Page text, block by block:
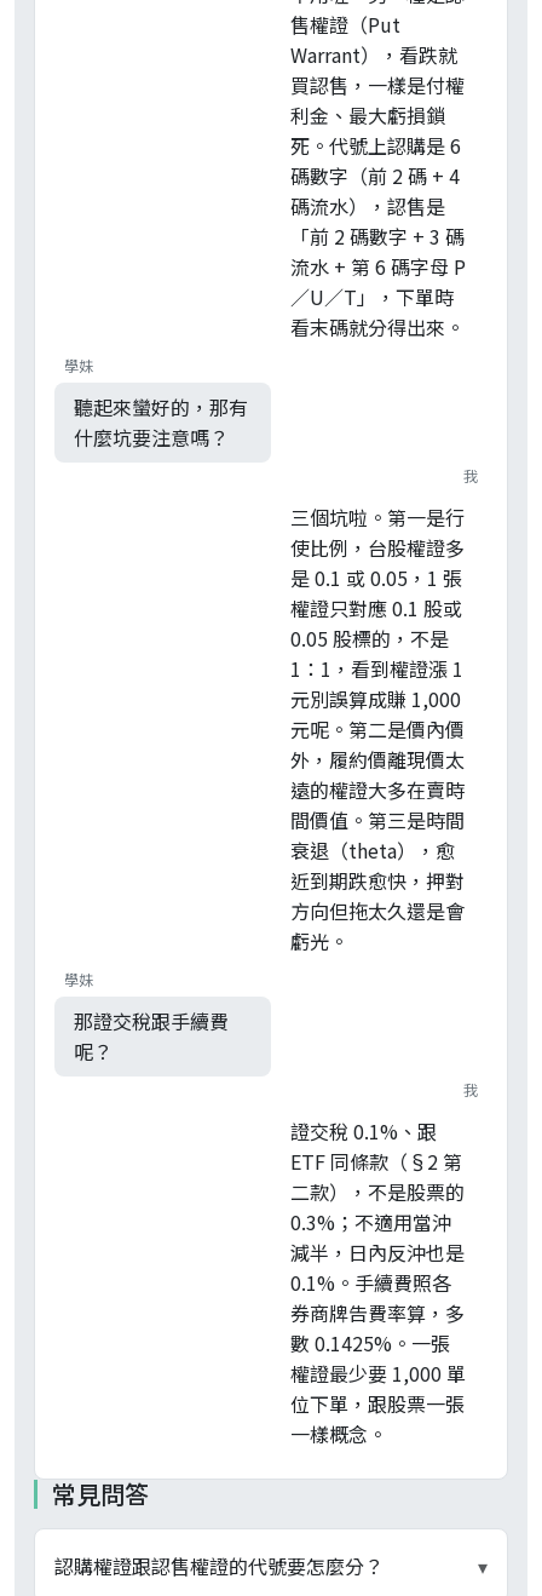
售權證（Put
Warrant），看跌就
買認售，一樣是付權
利金、最大虧損鎖
死。代號上認購是 6
碼數字（前 2 碼 + 4
碼流水），認售是
「前 2 碼數字 + 3 碼
流水 + 第 6 碼字母 P
／U／T」，下單時
看末碼就分得出來。
學妹
聽起來蠻好的，那有
什麼坑要注意嗎？
我
三個坑啦。第一是行
使比例，台股權證多
是 0.1 或 0.05，1 張
權證只對應 0.1 股或
0.05 股標的，不是
1：1，看到權證漲 1
元別誤算成賺 1,000
元呢。第二是價內價
外，履約價離現價太
遠的權證大多在賣時
間價值。第三是時間
衰退（theta），愈
近到期跌愈快，押對
方向但拖太久還是會
虧光。
學妹
那證交稅跟手續費
呢？
我
證交稅 0.1%、跟
ETF 同條款（§2 第
二款），不是股票的
0.3%；不適用當沖
減半，日內反沖也是
0.1%。手續費照各
券商牌告費率算，多
數 0.1425%。一張
權證最少要 1,000 單
位下單，跟股票一張
一樣概念。
常見問答
認購權證跟認售權證的代號要怎麼分？ ▾